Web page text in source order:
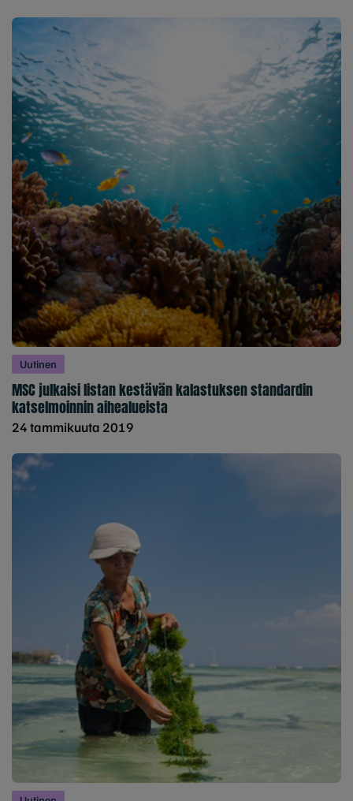
Uutinen
MSC julkaisi listan kestävän kalastuksen standardin
katselmoinnin aihealueista
24 tammikuuta 2019